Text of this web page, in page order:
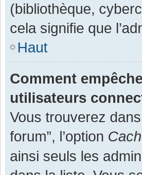
(bibliothèque,
cela signifie que
Haut
Comment
utilisateurs
Vous trouverez
forum”, l’option
ainsi seuls les